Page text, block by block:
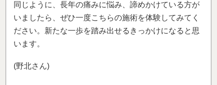
同じように、長年の痛みに悩み、諦めかけている方が
いましたら、ぜひ一度こちらの施術を体験してみてく
ださい。新たな一歩を踏み出せるきっかけになると思
います。
(野北さん)